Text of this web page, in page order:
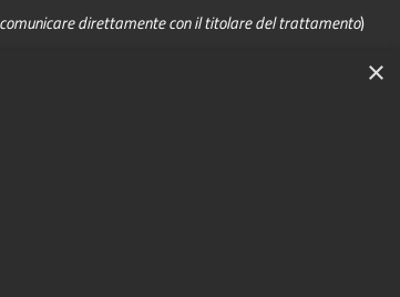
direttamente con il titolare del trattamento)
×